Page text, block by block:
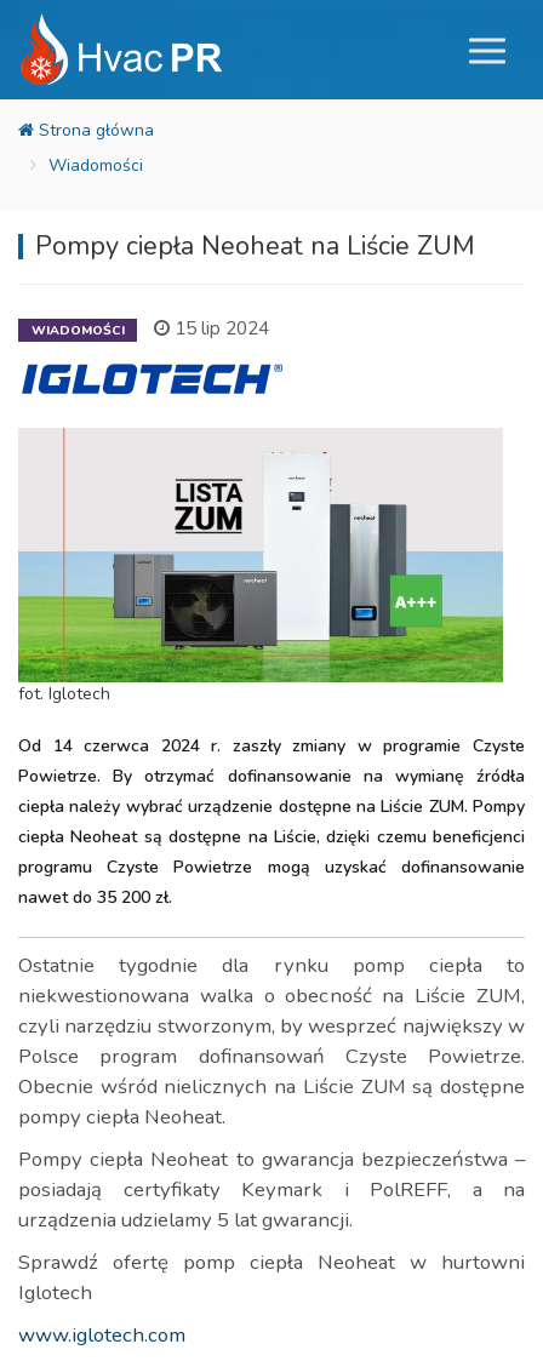
Wiadomości
Pompy ciepła Neoheat na Liście ZUM
WIADOMOŚCI 15 lip 2024
fot. Iglotech
Od 14 czerwca 2024 r. zaszły zmiany w programie Czyste
Powietrze. By otrzymać dofinansowanie na wymianę źródła
ciepła należy wybrać urządzenie dostępne na Liście ZUM. Pompy
ciepła Neoheat są dostępne na Liście, dzięki czemu beneficjenci
programu Czyste Powietrze mogą uzyskać dofinansowanie
nawet do 35 200 zł.
Ostatnie tygodnie dla rynku pomp ciepła to
niekwestionowana walka o obecność na Liście ZUM,
czyli narzędziu stworzonym, by wesprzeć największy w
Polsce program dofinansowań Czyste Powietrze.
Obecnie wśród nielicznych na Liście ZUM są dostępne
pompy ciepła Neoheat.
Pompy ciepła Neoheat to gwarancja bezpieczeństwa –
posiadają certyfikaty Keymark i PolREFF, a na
urządzenia udzielamy 5 lat gwarancji.
Sprawdź ofertę pomp ciepła Neoheat w hurtowni
Iglotech
www.iglotech.com